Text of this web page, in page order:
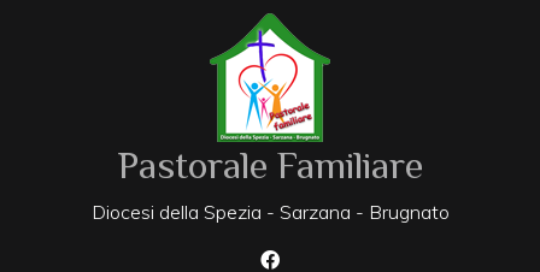
Pastorale Familiare
Diocesi della Spezia - Sarzana - Brugnato